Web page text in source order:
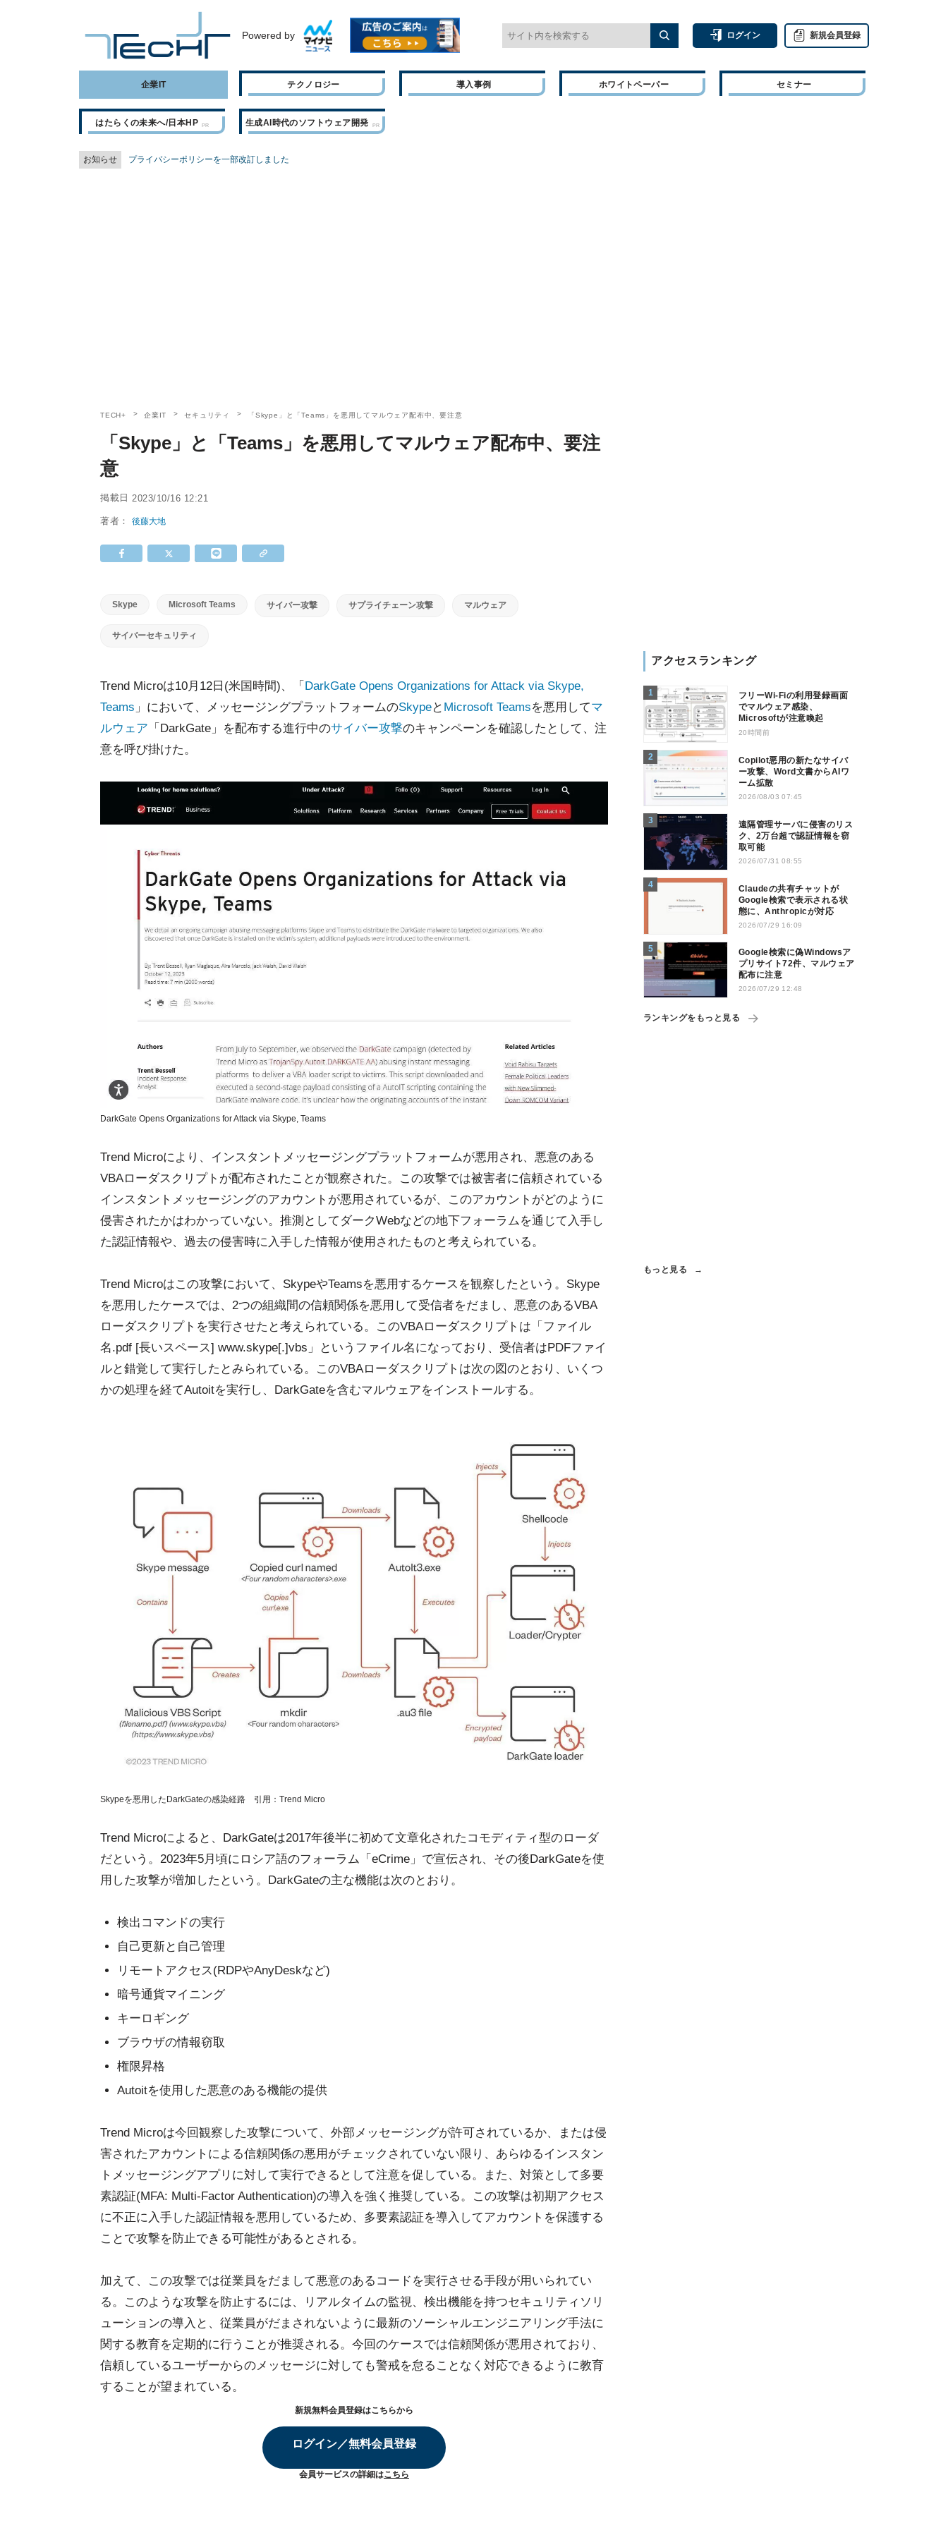
Powered by ログイン 新規会員登録
企業IT テクノロジー 導入事例 ホワイトペーパー セミナー
はたらくの未来へ/日本HP 生成AI時代のソフトウェア開発
お知らせ プライバシーポリシーを一部改訂しました
TECH+ 企業IT セキュリティ 「Skype」と「Teams」を悪用してマルウェア配布中、要注意
「Skype」と「Teams」を悪用してマルウェア配布中、要注
意
掲載日 2023/10/16 12:21
著者：後藤大地
Skype Microsoft Teams サイバー攻撃 サプライチェーン攻撃 マルウェア
サイバーセキュリティ
Trend Microは10月12日(米国時間)、「 DarkGate Opens Organizations for Attack via Skype,
Teams 」において、メッセージングプラットフォームのSkypeと Microsoft Teamsを悪用してマ
ルウェア 「DarkGate」を配布する進行中のサイバー攻撃のキャンペーンを確認したとして、注
意を呼び掛けた。
DarkGate Opens Organizations for Attack via Skype, Teams
Trend Microにより、インスタントメッセージングプラットフォームが悪用され、悪意のある
VBAローダスクリプトが配布されたことが観察された。この攻撃では被害者に信頼されている
インスタントメッセージングのアカウントが悪用されているが、このアカウントがどのように
侵害されたかはわかっていない。推測としてダークWebなどの地下フォーラムを通じて入手し
た認証情報や、過去の侵害時に入手した情報が使用されたものと考えられている。
Trend Microはこの攻撃において、SkypeやTeamsを悪用するケースを観察したという。Skype
を悪用したケースでは、2つの組織間の信頼関係を悪用して受信者をだまし、悪意のあるVBA
ローダスクリプトを実行させたと考えられている。このVBAローダスクリプトは「ファイル
名.pdf [長いスペース] www.skype[.]vbs」というファイル名になっており、受信者はPDFファイ
ルと錯覚して実行したとみられている。このVBAローダスクリプトは次の図のとおり、いくつ
かの処理を経てAutoitを実行し、DarkGateを含むマルウェアをインストールする。
Skypeを悪用したDarkGateの感染経路 引用：Trend Micro
Trend Microによると、DarkGateは2017年後半に初めて文章化されたコモディティ型のローダ
だという。2023年5月頃にロシア語のフォーラム「eCrime」で宣伝され、その後DarkGateを使
用した攻撃が増加したという。DarkGateの主な機能は次のとおり。
検出コマンドの実行
自己更新と自己管理
リモートアクセス(RDPやAnyDeskなど)
暗号通貨マイニング
キーロギング
ブラウザの情報窃取
権限昇格
Autoitを使用した悪意のある機能の提供
Trend Microは今回観察した攻撃について、外部メッセージングが許可されているか、または侵
害されたアカウントによる信頼関係の悪用がチェックされていない限り、あらゆるインスタン
トメッセージングアプリに対して実行できるとして注意を促している。また、対策として多要
素認証(MFA: Multi-Factor Authentication)の導入を強く推奨している。この攻撃は初期アクセス
に不正に入手した認証情報を悪用しているため、多要素認証を導入してアカウントを保護する
ことで攻撃を防止できる可能性があるとされる。
加えて、この攻撃では従業員をだまして悪意のあるコードを実行させる手段が用いられてい
る。このような攻撃を防止するには、リアルタイムの監視、検出機能を持つセキュリティソリ
ューションの導入と、従業員がだまされないように最新のソーシャルエンジニアリング手法に
関する教育を定期的に行うことが推奨される。今回のケースでは信頼関係が悪用されており、
信頼しているユーザーからのメッセージに対しても警戒を怠ることなく対応できるように教育
することが望まれている。
新規無料会員登録はこちらから
ログイン／無料会員登録
会員サービスの詳細はこちら
アクセスランキング
フリーWi-Fiの利用登録画面
でマルウェア感染、
Microsoftが注意喚起
20時間前
Copilot悪用の新たなサイバ
ー攻撃、Word文書からAIワ
ーム拡散
2026/08/03 07:45
遠隔管理サーバに侵害のリス
ク、2万台超で認証情報を窃
取可能
2026/07/31 08:55
Claudeの共有チャットが
Google検索で表示される状
態に、Anthropicが対応
2026/07/29 16:09
Google検索に偽Windowsア
プリサイト72件、マルウェア
配布に注意
2026/07/29 12:48
ランキングをもっと見る
もっと見る